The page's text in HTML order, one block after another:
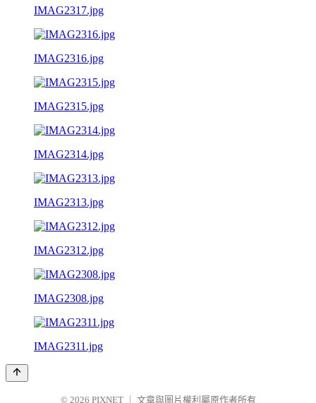
IMAG2317.jpg
IMAG2316.jpg
IMAG2315.jpg
IMAG2314.jpg
IMAG2313.jpg
IMAG2312.jpg
IMAG2308.jpg
IMAG2311.jpg
© 2026 PIXNET 文章與圖片權利屬原作者所有